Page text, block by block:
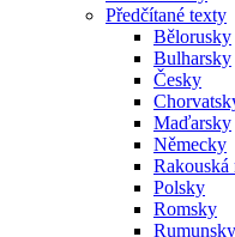
Předčítané texty
Bělorusky
Bulharsky
Česky
Maďarsky
Německy
Rakouská
Polsky
Romsky
Rumunsky